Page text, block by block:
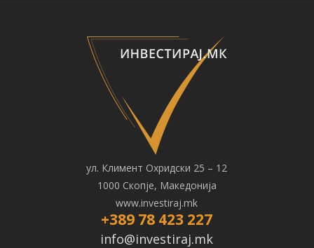
ул. Климент Охридски 25 – 12
1000 Скопје, Македонија
www.investiraj.mk
+389 78 423 227
info@investiraj.mk